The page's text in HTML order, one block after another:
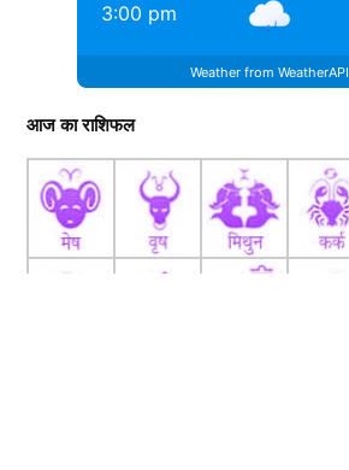
3:00 pm
Weather from WeatherAPI
आज का राशिफल